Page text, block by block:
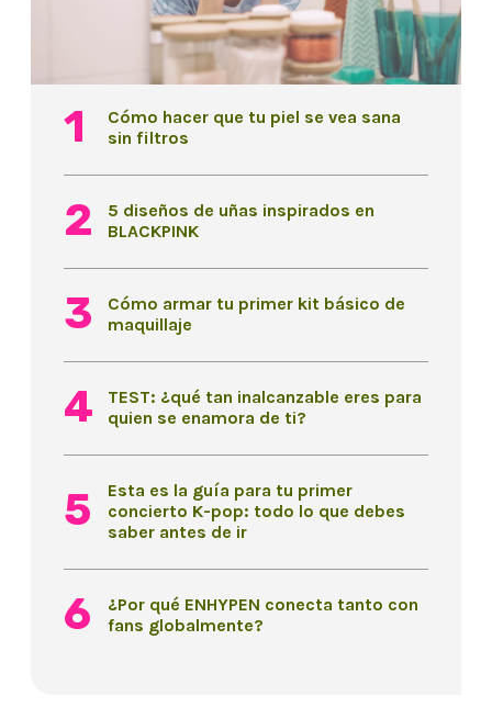
Cómo hacer que tu piel se vea sana
sin filtros
5 diseños de uñas inspirados en
BLACKPINK
Cómo armar tu primer kit básico de
maquillaje
TEST: ¿qué tan inalcanzable eres para
quien se enamora de ti?
Esta es la guía para tu primer
concierto K-pop: todo lo que debes
saber antes de ir
¿Por qué ENHYPEN conecta tanto con
fans globalmente?